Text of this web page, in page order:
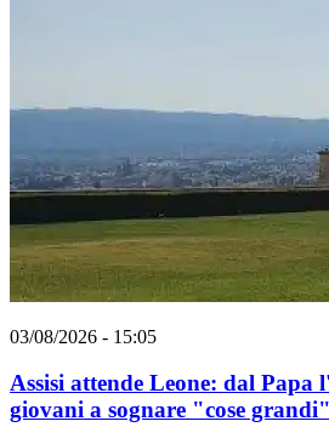
03/08/2026 - 15:05
Assisi attende Leone: dal Papa
giovani a sognare "cose grandi"